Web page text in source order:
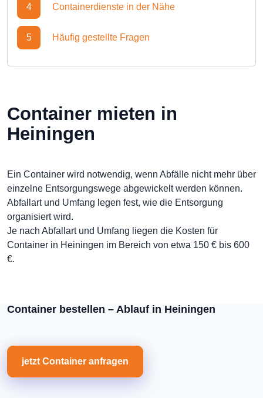
4 Containerdienste in der Nähe
5 Häufig gestellte Fragen
Container mieten in
Heiningen
Ein Container wird notwendig, wenn Abfälle nicht mehr über
einzelne Entsorgungswege abgewickelt werden können.
Abfallart und Umfang legen fest, wie die Entsorgung
organisiert wird.
Je nach Abfallart und Umfang liegen die Kosten für
Container in Heiningen im Bereich von etwa 150 € bis 600
€.
Container bestellen – Ablauf in Heiningen
jetzt Container anfragen